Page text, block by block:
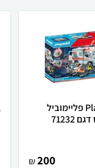
Playmobil פליימוביל
200
₪